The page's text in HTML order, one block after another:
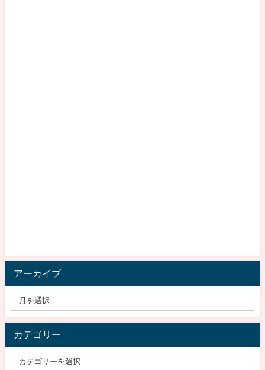
アーカイブ
カテゴリー